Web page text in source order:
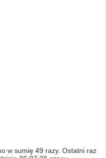
w sumię 49 razy. Ostatni raz